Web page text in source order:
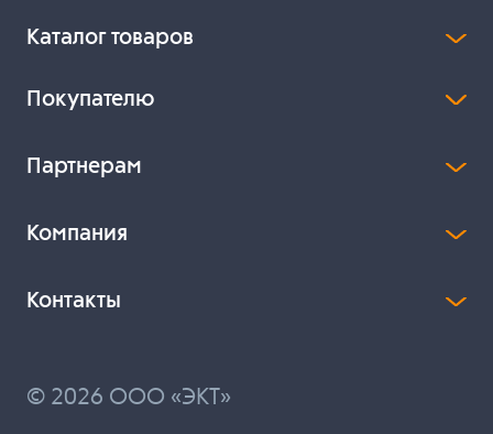
Каталог товаров
Покупателю
Партнерам
Компания
Контакты
© 2026 ООО «ЭКТ»